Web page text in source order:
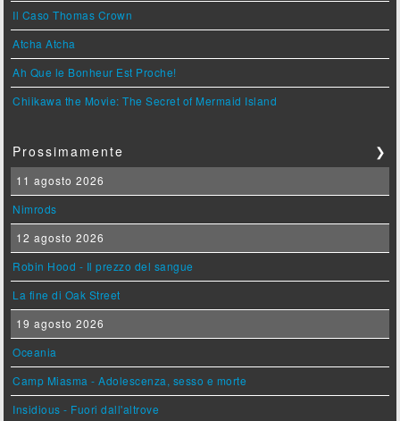
Il Caso Thomas Crown
Atcha Atcha
Ah Que le Bonheur Est Proche!
Chiikawa the Movie: The Secret of Mermaid Island
Prossimamente ❯
11 agosto 2026
Nimrods
12 agosto 2026
Robin Hood - Il prezzo del sangue
La fine di Oak Street
19 agosto 2026
Oceania
Camp Miasma - Adolescenza, sesso e morte
Insidious - Fuori dall'altrove